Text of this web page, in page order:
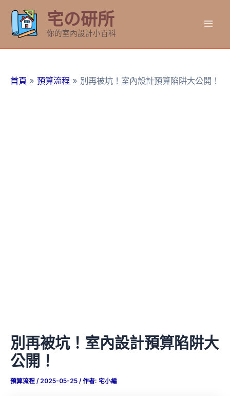
要
宅の研所
你的室內設計小百科
首頁 預算流程 別再被坑！室內設計預算陷阱大公開！
別再被坑！室內設計預算陷阱大
公開！
預算流程 / 2025-05-25 / 作者: 宅小編